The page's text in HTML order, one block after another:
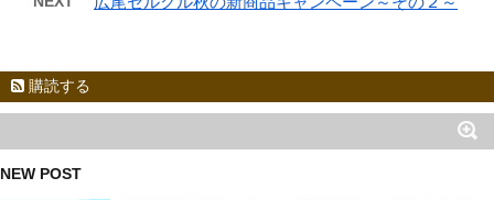
購読する
NEW POST